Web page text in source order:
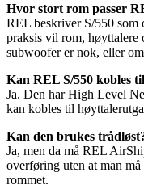
Hvor stort rom passer
REL beskriver S/550 som
praksis vil rom, høyttalere
subwoofer er nok, eller
Kan REL S/550 kobles
Ja. Den har High Level
kan kobles til
Kan den brukes
Ja, men da må REL
overføring uten at man
rommet.